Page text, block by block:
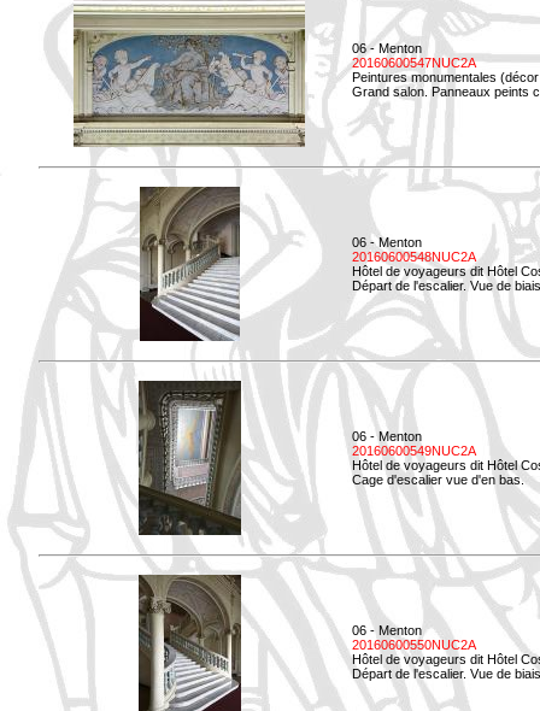
06 - Menton
20160600547NUC2A
Peintures monumentales
Grand salon. Panneaux peints
06 - Menton
20160600548NUC2A
Hôtel de voyageurs dit Hôtel
Départ de l'escalier. Vue de
06 - Menton
20160600549NUC2A
Hôtel de voyageurs dit Hôtel
Cage d'escalier vue d'en bas.
06 - Menton
20160600550NUC2A
Hôtel de voyageurs dit Hôtel
Départ de l'escalier. Vue de